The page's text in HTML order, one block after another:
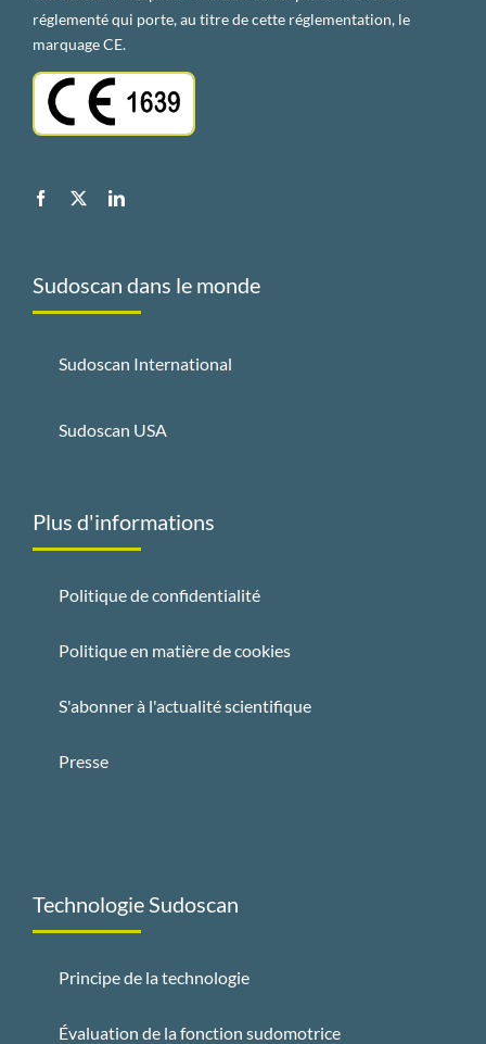
réglementé qui porte, au titre de cette réglementation, le
marquage CE.
Sudoscan dans le monde
Sudoscan International
Sudoscan USA
Plus d'informations
Politique de confidentialité
Politique en matière de cookies
S'abonner à l'actualité scientifique
Presse
Technologie Sudoscan
Principe de la technologie
Évaluation de la fonction sudomotrice